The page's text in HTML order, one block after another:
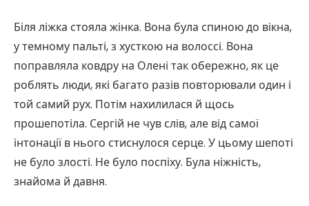
Біля ліжка стояла жінка. Вона була спиною до вікна,
у темному пальті, з хусткою на волоссі. Вона
поправляла ковдру на Олені так обережно, як це
роблять люди, які багато разів повторювали один і
той самий рух. Потім нахилилася й щось
прошепотіла. Сергій не чув слів, але від самої
інтонації в нього стиснулося серце. У цьому шепоті
не було злості. Не було поспіху. Була ніжність,
знайома й давня.